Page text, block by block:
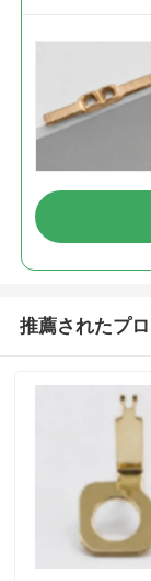
推薦されたプ